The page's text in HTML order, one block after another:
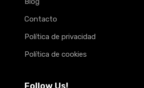
Contacto
Política de privacidad
Política de cookies